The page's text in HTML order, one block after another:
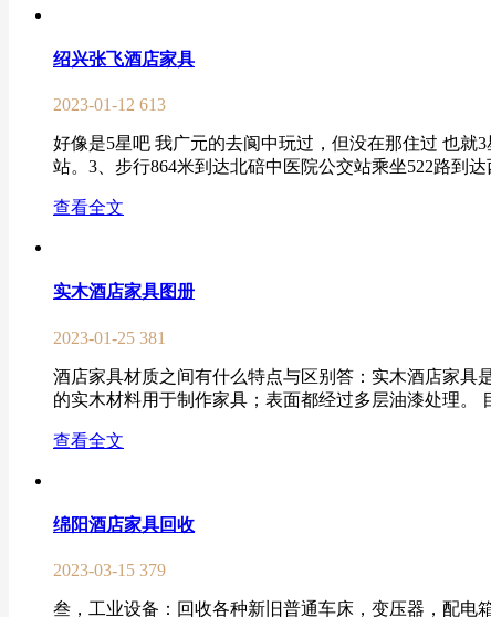
绍兴张飞酒店家具
2023-01-12 613
好像是5星吧 我广元的去阆中玩过，但没在那住过 也
站。3、步行864米到达北碚中医院公交站乘坐522路到
查看全文
实木酒店家具图册
2023-01-25 381
酒店家具材质之间有什么特点与区别答：实木酒店家具
的实木材料用于制作家具；表面都经过多层油漆处理。
查看全文
绵阳酒店家具回收
2023-03-15 379
叁，工业设备：回收各种新旧普通车床，变压器，配电